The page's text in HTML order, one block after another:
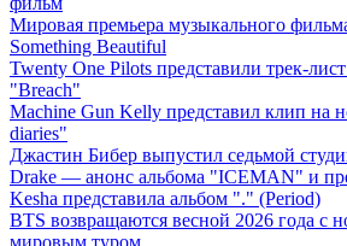
Мировая премьера музыкального
Something Beautiful
Twenty One Pilots представили трек-
"Breach"
Machine Gun Kelly представил клип на
diaries"
Джастин Бибер выпустил седьмой
Drake — анонс альбома "ICEMAN" и
Kesha представила альбом "." (Period)
BTS возвращаются весной 2026 года с
мировым туром